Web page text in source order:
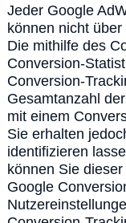
Jeder Google
können nicht
Die mithilfe des
Conversion-
Conversion-
Gesamtanzahl
mit einem
Sie erhalten
identifizieren
können Sie
Google